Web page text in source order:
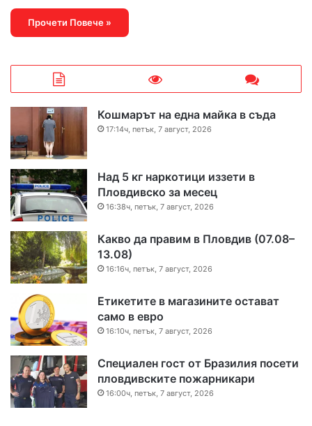
Прочети Повече »
Кошмарът на една майка в съда
17:14ч, петък, 7 август, 2026
Над 5 кг наркотици иззети в
Пловдивско за месец
16:38ч, петък, 7 август, 2026
Какво да правим в Пловдив (07.08–
13.08)
16:16ч, петък, 7 август, 2026
Етикетите в магазините остават
само в евро
16:10ч, петък, 7 август, 2026
Специален гост от Бразилия посети
пловдивските пожарникари
16:00ч, петък, 7 август, 2026